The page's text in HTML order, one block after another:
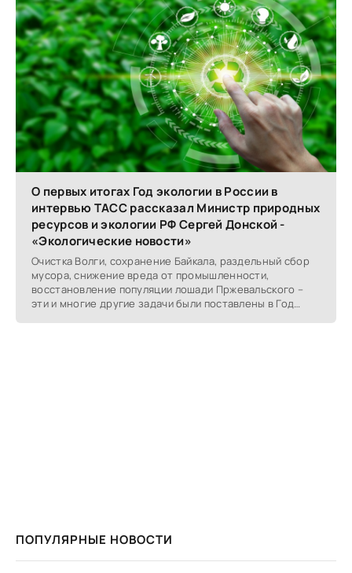
О первых итогах Год экологии в России в
интервью ТАСС рассказал Министр природных
ресурсов и экологии РФ Сергей Донской -
«Экологические новости»
Очистка Волги, сохранение Байкала, раздельный сбор
мусора, снижение вреда от промышленности,
восстановление популяции лошади Пржевальского –
эти и многие другие задачи были поставлены в Год
ПОПУЛЯРНЫЕ НОВОСТИ